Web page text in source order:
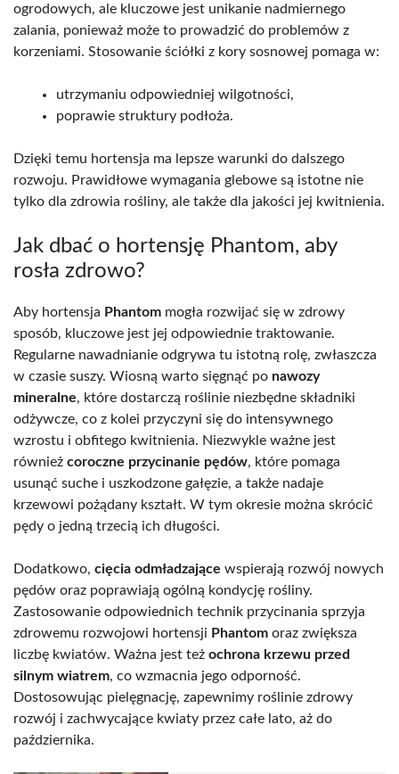
ogrodowych, ale kluczowe jest unikanie nadmiernego
zalania, ponieważ może to prowadzić do problemów z
korzeniami. Stosowanie ściółki z kory sosnowej pomaga w:
utrzymaniu odpowiedniej wilgotności,
poprawie struktury podłoża.
Dzięki temu hortensja ma lepsze warunki do dalszego
rozwoju. Prawidłowe wymagania glebowe są istotne nie
tylko dla zdrowia rośliny, ale także dla jakości jej kwitnienia.
Jak dbać o hortensję Phantom, aby
rosła zdrowo?
Aby hortensja Phantom mogła rozwijać się w zdrowy
sposób, kluczowe jest jej odpowiednie traktowanie.
Regularne nawadnianie odgrywa tu istotną rolę, zwłaszcza
w czasie suszy. Wiosną warto sięgnąć po nawozy
mineralne, które dostarczą roślinie niezbędne składniki
odżywcze, co z kolei przyczyni się do intensywnego
wzrostu i obfitego kwitnienia. Niezwykle ważne jest
również coroczne przycinanie pędów, które pomaga
usunąć suche i uszkodzone gałęzie, a także nadaje
krzewowi pożądany kształt. W tym okresie można skrócić
pędy o jedną trzecią ich długości.
Dodatkowo, cięcia odmładzające wspierają rozwój nowych
pędów oraz poprawiają ogólną kondycję rośliny.
Zastosowanie odpowiednich technik przycinania sprzyja
zdrowemu rozwojowi hortensji Phantom oraz zwiększa
liczbę kwiatów. Ważna jest też ochrona krzewu przed
silnym wiatrem, co wzmacnia jego odporność.
Dostosowując pielęgnację, zapewnimy roślinie zdrowy
rozwój i zachwycające kwiaty przez całe lato, aż do
października.